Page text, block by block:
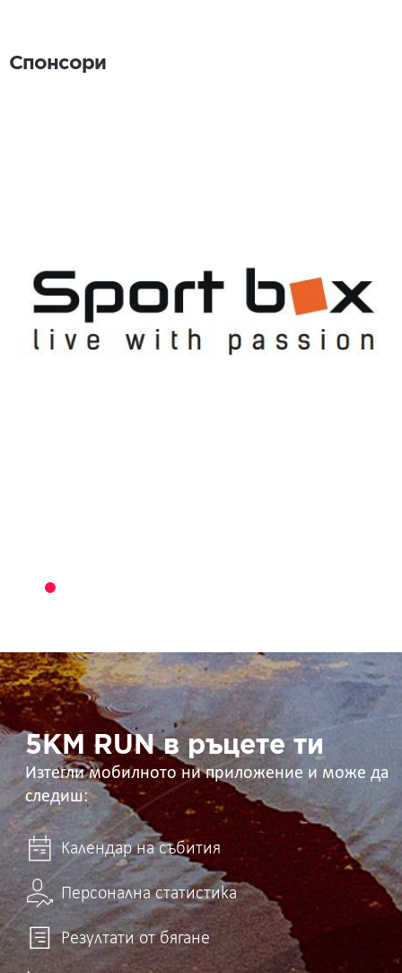
Спонсори
5KM
RUN
в
ръцете
ти 5KM RUN в ръцете ти
Изтегли мобилното ни приложение и може да
следиш:
Календар на събития
Персонална статистика
Резултати от бягане